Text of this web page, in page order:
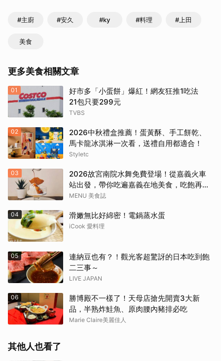
#主廚 #安久 #ky #料理 #上田
美食
更多美食相關文章
01
好市多「小蛋餅」爆紅！網友狂推1吃法
21包只要299元
TVBS
02
2026中秋禮盒推薦！蛋黃酥、手工餅乾、
馬卡龍冰淇淋一次看，送禮自用都適合！
Styletc
03
2026故宮南院水舞免費登場！從嘉義火車
站出發，帶你吃遍嘉義在地美食，吃飽再去
看夜間展演，這周末就這樣安排吧！
MENU 美食誌
04 滑嫩無比好綿密！電鍋蒸水蛋
iCook 愛料理
05
連納豆也有？！觀光客超驚訝的日本吃到飽
二三事～
LIVE JAPAN
06
勝博殿不一樣了！天母店搶先開賣3大新
品，半熟炸鮭魚、原肉腰內豬排必吃
Marie Claire美麗佳人
其他人也看了
取消